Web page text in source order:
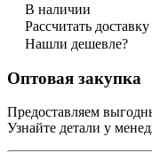
В наличии
Рассчитать доставку
Нашли дешевле?
Оптовая закупка
Предоставляем
Узнайте детали у